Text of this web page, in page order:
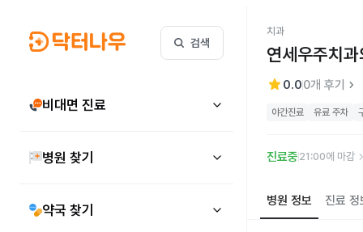
검색
비대면 진료
병원 찾기
약국 찾기
치과
연세우주치
star 0.00개 후기 keyboard_arrow_right
야간진료 유료 주차
진료중 21:00에 마감
병원 정보 진료 정